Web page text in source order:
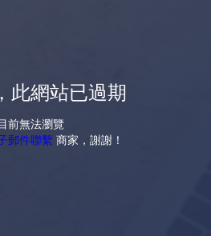
此網站已過期
前無法瀏覽
郵件聯繫 商家，謝謝！